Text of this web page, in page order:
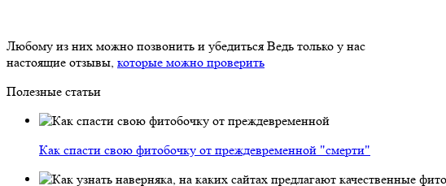
Любому из них можно позвонить и убедиться Ведь только у нас
настоящие отзывы, которые можно проверить
Полезные статьи
Как спасти свою фитобочку от преждевременной "смерти"